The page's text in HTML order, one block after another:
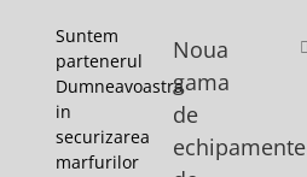
Suntem
partenerul
Dumneavoastra
in
securizarea
marfurilor
Noua
gama
de
echipamente